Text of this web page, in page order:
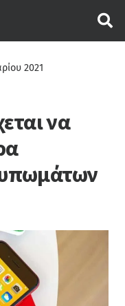
2021
να